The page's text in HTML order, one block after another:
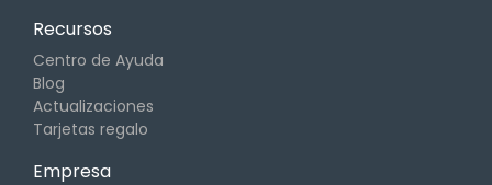
Recursos
Centro de Ayuda
Blog
Actualizaciones
Tarjetas regalo
Empresa